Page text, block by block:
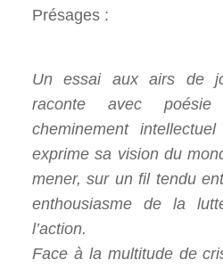
Présages :
Un essai aux airs de
raconte avec
cheminement
exprime sa vision du
mener, sur un fil tendu
enthousiasme de la
l’action.
Face à la multitude de